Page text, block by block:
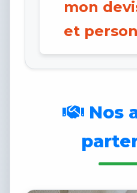
mon
et
Nos